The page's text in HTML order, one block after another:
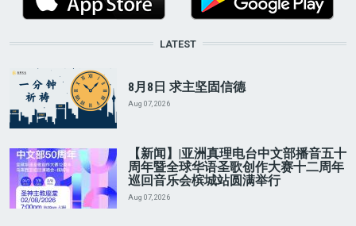
LATEST
8月8日 求主坚固信德
Aug 07, 2026
【新闻】|亚洲真理电台中文部播音五十
周年暨全球华语圣歌创作大赛十二周年
巡回音乐会槟城站圆满举行
Aug 07, 2026